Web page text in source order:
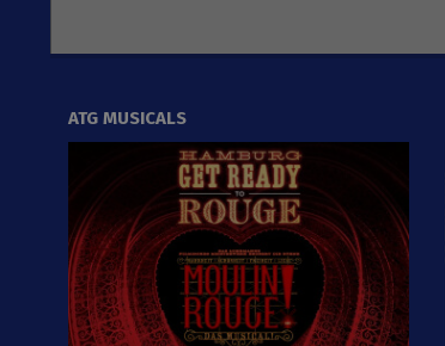
ATG MUSICALS